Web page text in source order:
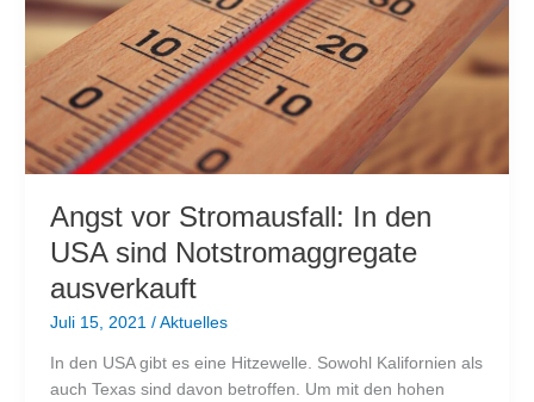
unwahrscheinlich“
Angst vor Stromausfall: In den
USA sind Notstromaggregate
ausverkauft
Juli 15, 2021 / Aktuelles
In den USA gibt es eine Hitzewelle. Sowohl Kalifornien als
auch Texas sind davon betroffen. Um mit den hohen